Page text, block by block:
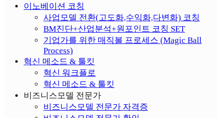
이노베이션 코칭
사업모델 전환(고도화,수익화,다변화) 코칭
BM진단+산업분석+원포인트 코칭 SET
기업가를 위한 매직볼 프로세스 (Magic Ball
Process)
혁신 메소드 & 툴킷
혁신 워크플로
혁신 메소드 & 툴킷
비즈니스모델 전문가
비즈니스모델 전문가 자격증